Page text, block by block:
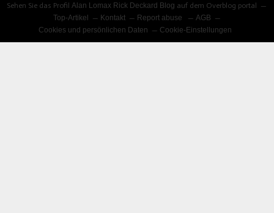
Sehen Sie das ProfilAlan Lomax Rick Deckard Blog auf dem Overblog portal
Top-Artikel
Kontakt Report abuse
AGB
Cookies und persönlichen Daten
Cookie-Einstellungen